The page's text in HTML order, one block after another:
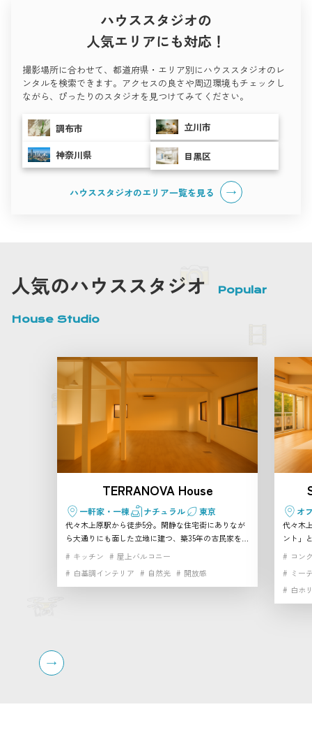
ハウススタジオの
人気エリアにも対応！
撮影場所に合わせて、都道府県・エリア別にハウススタジオのレ
ンタルを検索できます。アクセスの良さや周辺環境もチェックし
ながら、ぴったりのスタジオを見つけてみてください。
調布市 立川市
神奈川県 目黒区
ハウススタジオのエリア一覧を見る
人気のハウススタジオ Popular
House Studio
TERRANOVA House
一軒家・一棟 ナチュラル 東京
代々木上原駅から徒歩5分。閑静な住宅街にありなが
ら大通りにも面した立地に建つ、築35年の古民家をリ
ノベーションした2階建て一軒家スタジオです。 天井
な窓や天窓から柔らかな自然光が降り注ぎます。建物
キッチン
屋上バルコニー
白基調インテリア
自然光 開放感
オ
代々木
ント」
です。
き4mの
なり、ナチ
イクル
コン
ミー
白ホ